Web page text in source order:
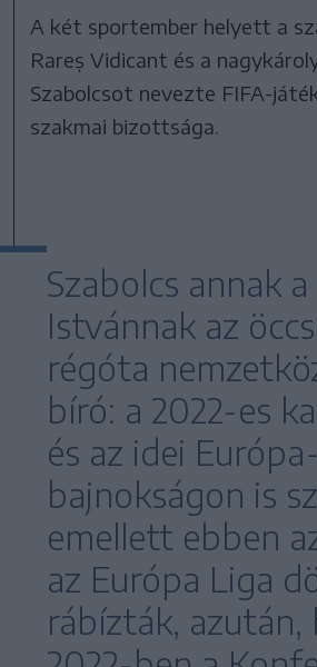
A két sportember helyett a
Rareș Vidicant és a
Szabolcsot nevezte FIFA-
szakmai bizottsága.
Szabolcs annak
Istvánnak az
régóta
bíró: a 2022-es
és az idei Európa-
bajnokságon is
emellett ebben
az Európa Liga
rábízták, azután,